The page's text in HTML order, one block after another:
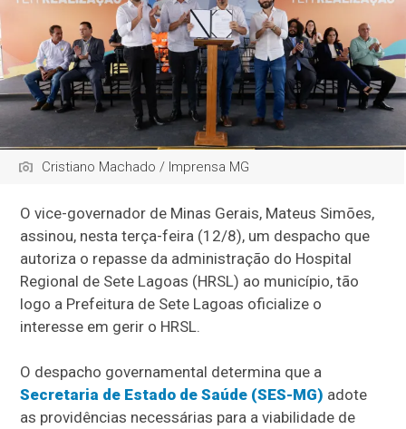
Cristiano Machado / Imprensa MG
O vice-governador de Minas Gerais, Mateus Simões,
assinou, nesta terça-feira (12/8), um despacho que
autoriza o repasse da administração do Hospital
Regional de Sete Lagoas (HRSL) ao município, tão
logo a Prefeitura de Sete Lagoas oficialize o
interesse em gerir o HRSL.
O despacho governamental determina que a
Secretaria de Estado de Saúde (SES-MG) adote
as providências necessárias para a viabilidade de